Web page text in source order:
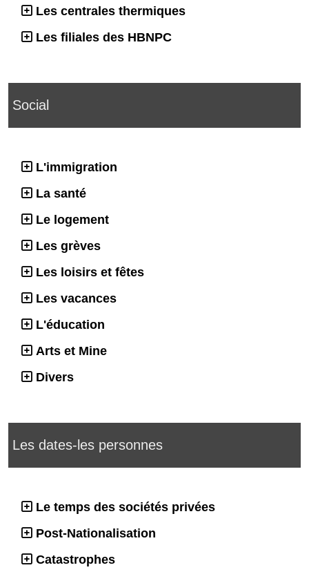
Les centrales thermiques
Les filiales des HBNPC
Social
L'immigration
La santé
Le logement
Les grèves
Les loisirs et fêtes
Les vacances
L'éducation
Arts et Mine
Divers
Les dates-les personnes
Le temps des sociétés privées
Post-Nationalisation
Catastrophes